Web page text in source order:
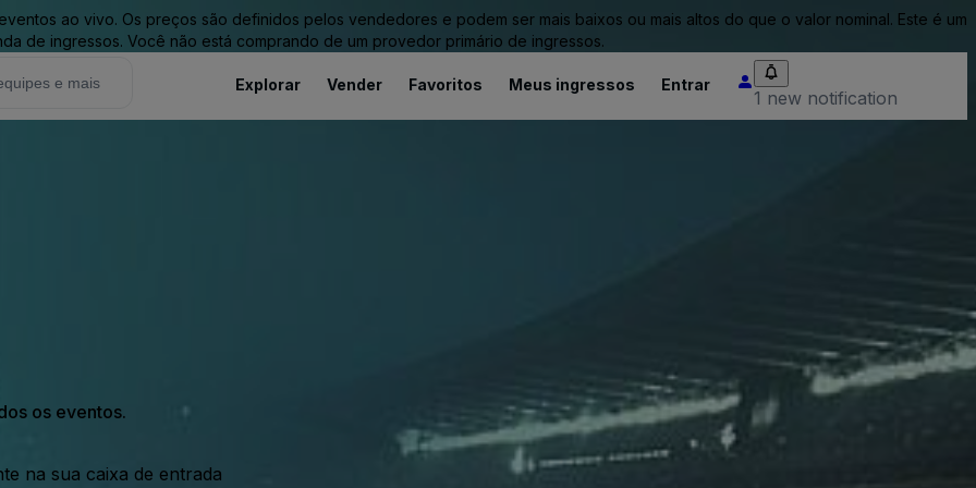
ao vivo. Os preços são definidos pelos vendedores e podem ser mais baixos ou mais altos do que o valor nominal. Este é um
de ingressos. Você não está comprando de um provedor primário de ingressos.
Explorar Vender Favoritos Meus ingressos Entrar
1 new notification
os eventos.
na sua caixa de entrada